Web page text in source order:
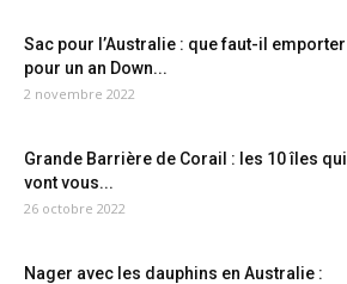
Sac pour l’Australie : que faut-il emporter
pour un an Down...
2 novembre 2022
Grande Barrière de Corail : les 10 îles qui
vont vous...
26 octobre 2022
Nager avec les dauphins en Australie :